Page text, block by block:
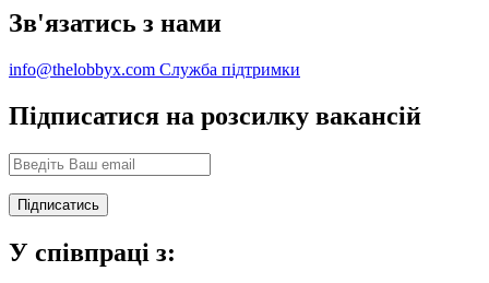
Зв'язатись з нами
info@thelobbyx.com Служба підтримки
Підписатися на розсилку вакансій
У співпраці з: